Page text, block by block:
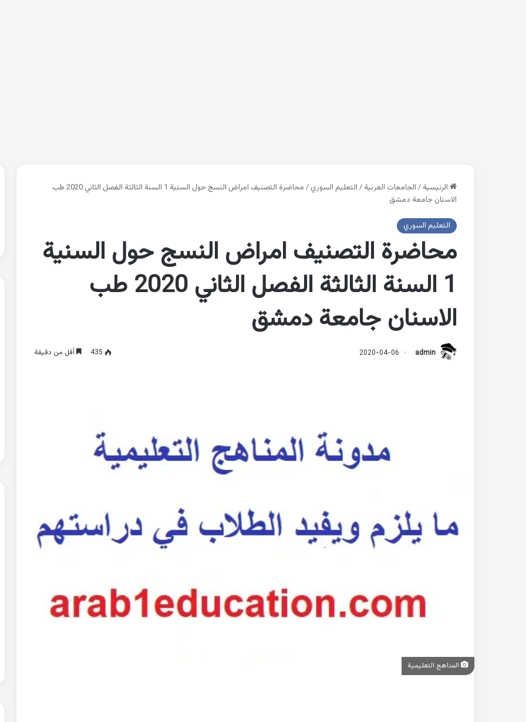
الرئيسية / الجامعات العربية / التعليم السوري /
محاضرة التصنيف امراض النسج حول السنية 1 السنة الثالثة الفصل الثاني 2020 طب
الاسنان جامعة دمشق
التعليم السوري
محاضرة التصنيف امراض النسج حول السنية
1 السنة الثالثة الفصل الثاني 2020 طب
الاسنان جامعة دمشق
admin
2020-04-06
435 أقل من دقيقة
المناهج التعليمية